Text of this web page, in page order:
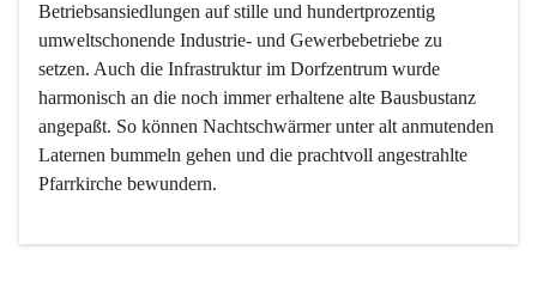
Betriebsansiedlungen auf stille und hundertprozentig
umweltschonende Industrie- und Gewerbebetriebe zu
setzen. Auch die Infrastruktur im Dorfzentrum wurde
harmonisch an die noch immer erhaltene alte Bausbustanz
angepaßt. So können Nachtschwärmer unter alt anmutenden
Laternen bummeln gehen und die prachtvoll angestrahlte
Pfarrkirche bewundern.
Der Weinbau dominert heute nicht mehr, ist aber integrativer